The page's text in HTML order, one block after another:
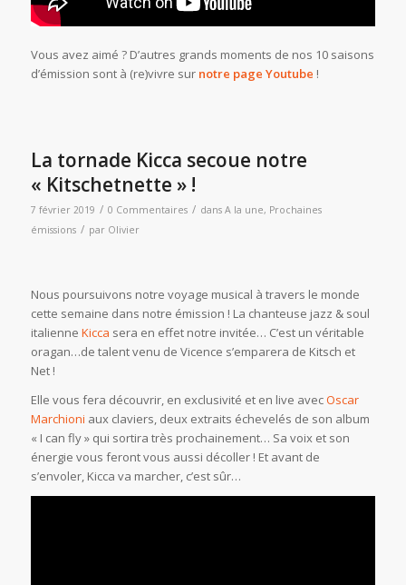
Vous avez aimé ? D’autres grands moments de nos 10 saisons
d’émission sont à (re)vivre sur notre page Youtube !
La tornade Kicca secoue notre
« Kitschetnette » !
7 février 2019 / 0 Commentaires / dans A la une, Prochaines
émissions / par Olivier
Nous poursuivons notre voyage musical à travers le monde
cette semaine dans notre émission ! La chanteuse jazz & soul
italienne Kicca sera en effet notre invitée… C’est un véritable
oragan…de talent venu de Vicence s’emparera de Kitsch et
Net !
Elle vous fera découvrir, en exclusivité et en live avecOscar
Marchioni aux claviers, deux extraits échevelés de son album
« I can fly » qui sortira très prochainement… Sa voix et son
énergie vous feront vous aussi décoller ! Et avant de
s’envoler, Kicca va marcher, c’est sûr…